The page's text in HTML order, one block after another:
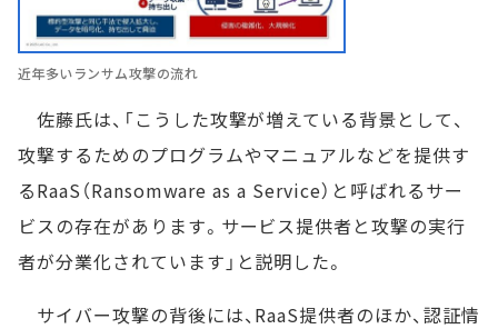
近年多いランサム攻撃の流れ
佐藤氏は、「こうした攻撃が増えている背景として、
攻撃するためのプログラムやマニュアルなどを提供す
るRaaS（Ransomware as a Service）と呼ばれるサー
ビスの存在があります。サービス提供者と攻撃の実行
者が分業化されています」と説明した。
サイバー攻撃の背後には、RaaS提供者のほか、認証情